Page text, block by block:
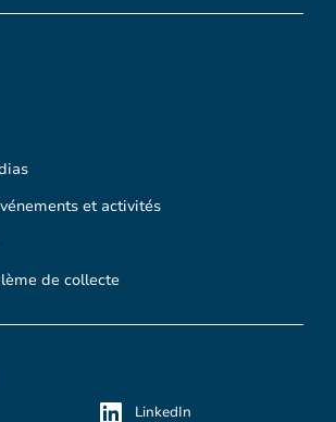
et activités
de collecte
LinkedIn